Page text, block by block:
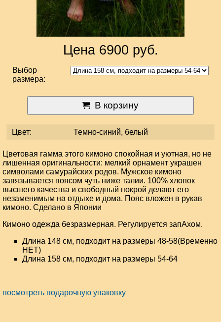
Цена 6900 руб.
Выбор
размера:
В корзину
Цвет: Темно-синий, белый
Цветовая гамма этого кимоно спокойная и уютная, но не
лишенная оригинальности: мелкий орнамент украшен
символами самурайских родов. Мужское кимоно
завязывается поясом чуть ниже талии. 100% хлопок
высшего качества и свободный покрой делают его
незаменимым на отдыхе и дома. Пояс вложен в рукав
кимоно. Сделано в Японии
Кимоно одежда безразмерная. Регулируется запАхом.
Длина 148 см, подходит на размеры 48-58(Временно
НЕТ)
Длина 158 см, подходит на размеры 54-64
посмотреть подарочную упаковку